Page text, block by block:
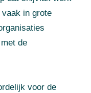
in grote
de
voor de